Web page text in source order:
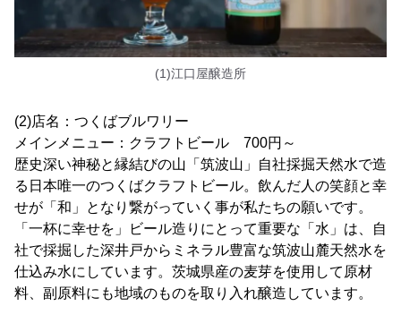
(1)江口屋醸造所
(2)店名：つくばブルワリー
メインメニュー：クラフトビール 700円～
歴史深い神秘と縁結びの山「筑波山」自社採掘天然水で造
る日本唯一のつくばクラフトビール。飲んだ人の笑顔と幸
せが「和」となり繋がっていく事が私たちの願いです。
「一杯に幸せを」ビール造りにとって重要な「水」は、自
社で採掘した深井戸からミネラル豊富な筑波山麓天然水を
仕込み水にしています。茨城県産の麦芽を使用して原材
料、副原料にも地域のものを取り入れ醸造しています。